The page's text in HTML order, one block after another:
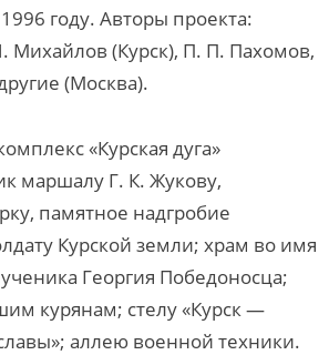
году. Авторы проекта:
Михайлов (Курск), П. П. Пахомов,
(Москва).
«Курская дуга»
маршалу Г. К. Жукову,
памятное надгробие
Курской земли; храм во имя
Георгия Победоносца;
курянам; стелу «Курск —
аллею военной техники.